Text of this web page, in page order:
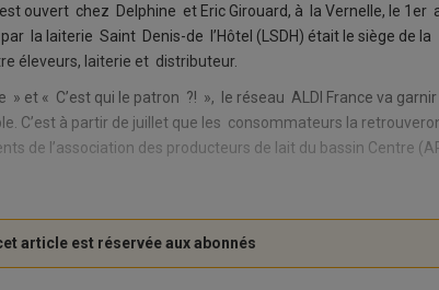
ouvert chez Delphine et Eric Girouard, à la Vernelle, le 1er
la laiterie Saint Denis-de l’Hôtel (LSDH) était le siège de la
éleveurs, laiterie et distributeur.
et « C’est qui le patron ?! », le réseau ALDI France va
C’est à partir de juillet que les consommateurs la
de l’association des producteurs de lait du bassin Centre